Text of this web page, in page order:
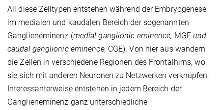
All diese Zelltypen entstehen während der Embryogenese
im medialen und kaudalen Bereich der sogenannten
Ganglieneminenz (medial ganglionic eminence, MGEund
caudal ganglionic eminence, CGE). Von hier aus wandern
die Zellen in verschiedene Regionen des Frontalhirns, wo
sie sich mit anderen Neuronen zu Netzwerken verknüpfen.
Interessanterweise entstehen in jedem Bereich der
Ganglieneminenz ganz unterschiedliche